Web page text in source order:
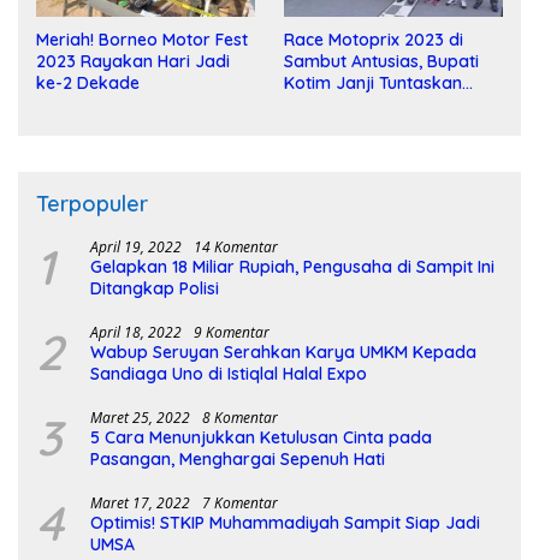
Meriah! Borneo Motor Fest
2023 Rayakan Hari Jadi
ke-2 Dekade
Race Motoprix 2023 di
Sambut Antusias, Bupati
Kotim Janji Tuntaskan
Terpopuler
1 April 19, 2022 14 Komentar
Gelapkan 18 Miliar Rupiah, Pengusaha di Sampit Ini
Ditangkap Polisi
2 April 18, 2022 9 Komentar
Wabup Seruyan Serahkan Karya UMKM Kepada
Sandiaga Uno di Istiqlal Halal Expo
3 Maret 25, 2022 8 Komentar
5 Cara Menunjukkan Ketulusan Cinta pada
Pasangan, Menghargai Sepenuh Hati
4 Maret 17, 2022 7 Komentar
Optimis! STKIP Muhammadiyah Sampit Siap Jadi
UMSA